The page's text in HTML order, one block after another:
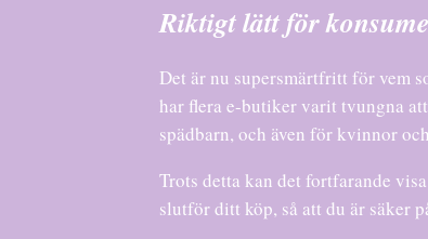
Riktigt lätt för
Det är nu supersmärtfritt för vem
har flera e-butiker varit tvungna
spädbarn, och även för kvinnor
Trots detta kan det fortfarande
slutför ditt köp, så att du är säker